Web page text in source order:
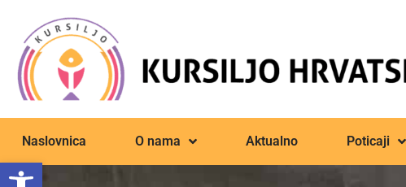
Open toolbar
Naslovnica O nama Aktualno Poticaji